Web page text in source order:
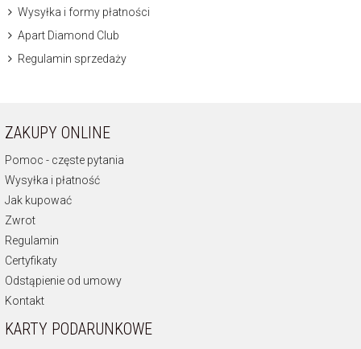
Wysyłka i formy płatności
Apart Diamond Club
Regulamin sprzedaży
ZAKUPY ONLINE
Pomoc - częste pytania
Wysyłka i płatność
Jak kupować
Zwrot
Regulamin
Certyfikaty
Odstąpienie od umowy
Kontakt
KARTY PODARUNKOWE